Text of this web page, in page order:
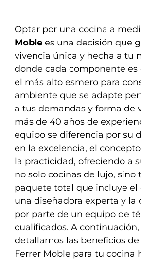
Optar por una cocina a
Moble es una decisión que
vivencia única y hecha a tu
donde cada componente es
el más alto esmero para
ambiente que se adapte
a tus demandas y forma de
más de 40 años de
equipo se diferencia por su
en la excelencia, el
la practicidad, ofreciendo a
no solo cocinas de lujo, sino
paquete total que incluye el
una diseñadora experta y la
por parte de un equipo de
cualificados. A continuación,
detallamos las beneficios
Ferrer Moble para tu cocina